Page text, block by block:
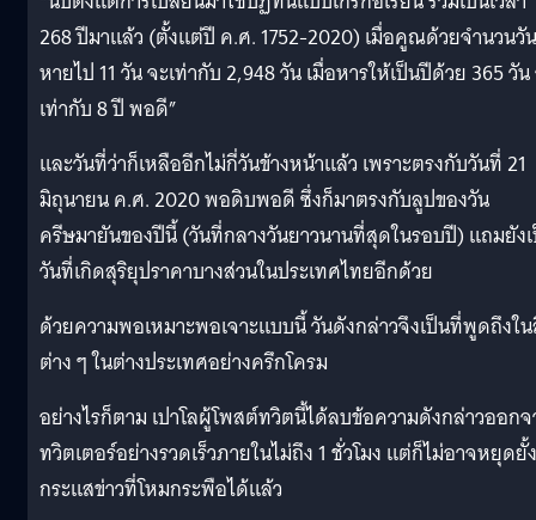
268 ปีมาแล้ว (ตั้งแต่ปี ค.ศ. 1752-2020) เมื่อคูณด้วยจำนวนวั
หายไป 11 วัน จะเท่ากับ 2,948 วัน เมื่อหารให้เป็นปีด้วย 365 วั
เท่ากับ 8 ปี พอดี”
และวันที่ว่าก็เหลืออีกไม่กี่วันข้างหน้าแล้ว เพราะตรงกับวันที่ 21
มิถุนายน ค.ศ. 2020 พอดิบพอดี ซึ่งก็มาตรงกับลูปของวัน
ครีษมายันของปีนี้ (วันที่กลางวันยาวนานที่สุดในรอบปี) แถมยัง
วันที่เกิดสุริยุปราคาบางส่วนในประเทศไทยอีกด้วย
ด้วยความพอเหมาะพอเจาะแบบนี้ วันดังกล่าวจึงเป็นที่พูดถึงใ
ต่าง ๆ ในต่างประเทศอย่างครึกโครม
อย่างไรก็ตาม เปาโลผู้โพสต์ทวิตนี้ได้ลบข้อความดังกล่าวออก
ทวิตเตอร์อย่างรวดเร็วภายในไม่ถึง 1 ชั่วโมง แต่ก็ไม่อาจหยุดยั้ง
กระแสข่าวที่โหมกระพือได้แล้ว